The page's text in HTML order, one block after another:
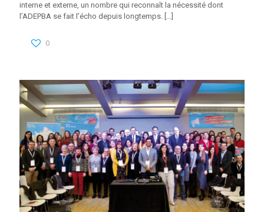
interne et externe, un nombre qui reconnaît la nécessité dont
l’ADEPBA se fait l’écho depuis longtemps. […]
0